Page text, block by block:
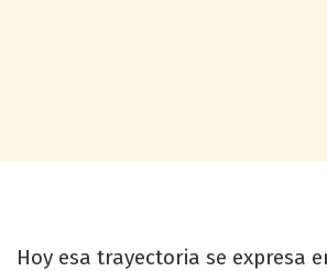
Hoy esa trayectoria se expresa